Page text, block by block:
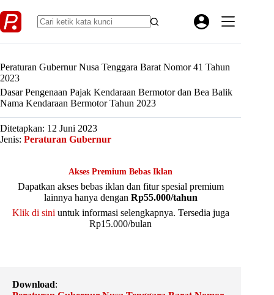
to
content
Peraturan Gubernur Nusa Tenggara Barat Nomor 41 Tahun
2023
Dasar Pengenaan Pajak Kendaraan Bermotor dan Bea Balik
Nama Kendaraan Bermotor Tahun 2023
Ditetapkan: 12 Juni 2023
Jenis: Peraturan Gubernur
Akses Premium Bebas Iklan
Dapatkan akses bebas iklan dan fitur spesial premium
lainnya hanya dengan Rp55.000/tahun
Klik di sini untuk informasi selengkapnya. Tersedia juga
Rp15.000/bulan
Download: